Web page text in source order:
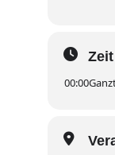
Zeit
00:00